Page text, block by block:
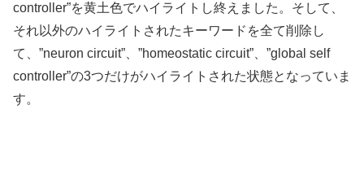
controller”を黄土色でハイライトし終えました。そして、
それ以外のハイライトされたキーワードを全て削除し
て、”neuron circuit”、”homeostatic circuit”、”global self
controller”の3つだけがハイライトされた状態となっていま
す。